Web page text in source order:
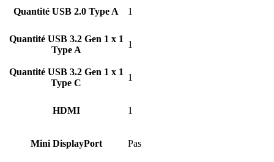
Quantité USB 2.0 Type A 1
Quantité USB 3.2 Gen 1 x 1
Type A
1
Quantité USB 3.2 Gen 1 x 1
Type C
1
HDMI 1
Mini DisplayPort Pas